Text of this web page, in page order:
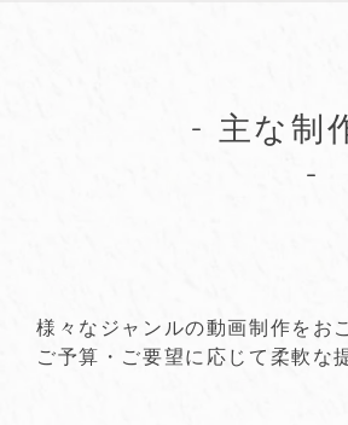
- 主な制
-
様々なジャンルの動画制作をお
ご予算・ご要望に応じて柔軟な